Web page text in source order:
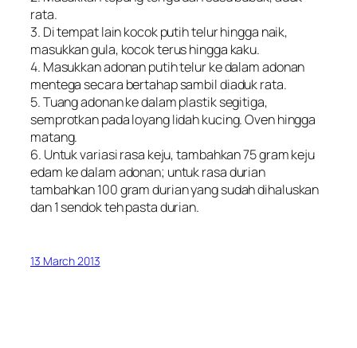
rata.
3. Di tempat lain kocok putih telur hingga naik,
masukkan gula, kocok terus hingga kaku.
4. Masukkan adonan putih telur ke dalam adonan
mentega secara bertahap sambil diaduk rata.
5. Tuang adonan ke dalam plastik segitiga,
semprotkan pada loyang lidah kucing. Oven hingga
matang.
6. Untuk variasi rasa keju, tambahkan 75 gram keju
edam ke dalam adonan; untuk rasa durian
tambahkan 100 gram durian yang sudah dihaluskan
dan 1 sendok teh pasta durian.
13 March 2013